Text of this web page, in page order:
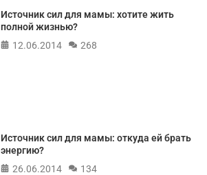
Источник сил для мамы: хотите жить
полной жизнью?
12.06.2014
268
Источник сил для мамы: откуда ей брать
энергию?
26.06.2014
134